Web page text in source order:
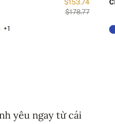
$153.74
$178.77
+1
yêu ngay từ cái